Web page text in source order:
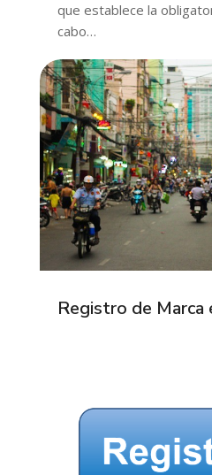
que establece la
cabo…
Registro de Marca